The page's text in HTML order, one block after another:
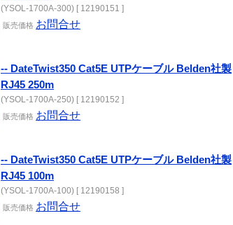
(YSOL-1700A-300) [ 12190151 ]
販売価格 お問合せ
-- DateTwist350 Cat5E UTPケーブル Belden社製
RJ45 250m
(YSOL-1700A-250) [ 12190152 ]
販売価格 お問合せ
-- DateTwist350 Cat5E UTPケーブル Belden社製
RJ45 100m
(YSOL-1700A-100) [ 12190158 ]
販売価格 お問合せ